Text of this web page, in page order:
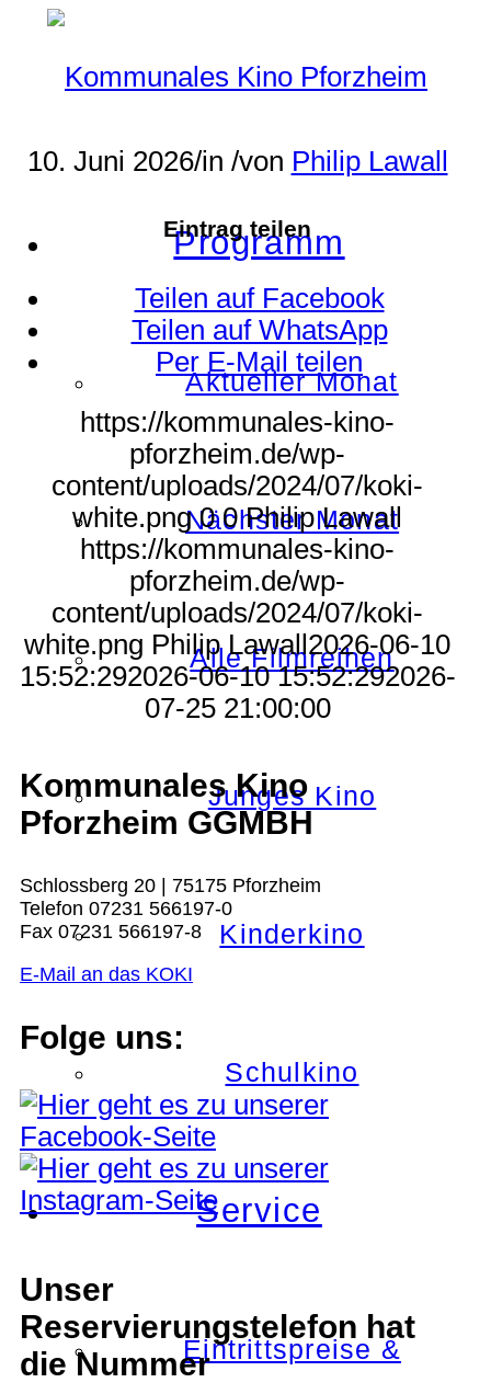
Programm
Aktueller Monat
Nächster Monat
Alle Filmreihen
Junges Kino
Kinderkino
Schulkino
Service
Eintrittspreise &
10. Juni 2026/in /von Philip Lawall
Eintrag teilen
Teilen auf Facebook
Teilen auf WhatsApp
Per E-Mail teilen
https://kommunales-kino-
pforzheim.de/wp-
content/uploads/2024/07/koki-
white.png 0 0 Philip Lawall
https://kommunales-kino-
pforzheim.de/wp-
content/uploads/2024/07/koki-
white.png Philip Lawall2026-06-10
15:52:292026-06-10 15:52:292026-
07-25 21:00:00
Kommunales Kino
Pforzheim GGMBH
Schlossberg 20 | 75175 Pforzheim
Telefon 07231 566197-0
Fax 07231 566197-8
E-Mail an das KOKI
Folge uns:
Unser
Reservierungstelefon hat
die Nummer